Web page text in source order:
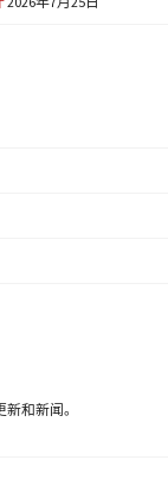
和新闻。